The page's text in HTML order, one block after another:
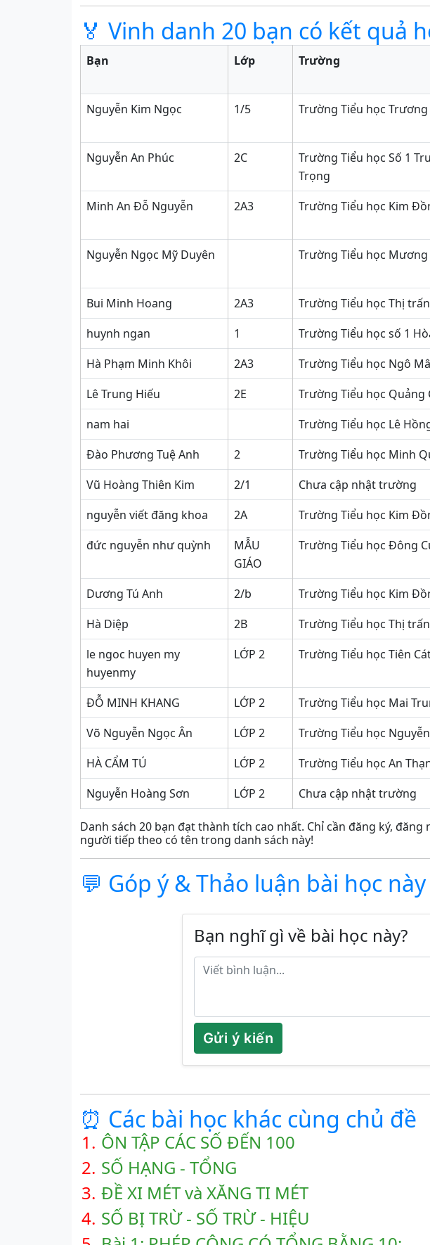
🏅 Vinh danh 20 bạn có kết quả
Bạn Lớp Trường
Nguyễn Kim Ngọc
1/5 Trường Tiểu học Trương
Nguyễn An Phúc 2C
Trường Tiểu học Số 1
Trọng
Minh An Đỗ Nguyễn 2A3 Trường Tiểu học Kim
Nguyễn Ngọc Mỹ Duyên Trường Tiểu học
Bui Minh Hoang 2A3 Trường Tiểu học Thị
huynh ngan
1 Trường Tiểu học số 1
Hà Phạm Minh Khôi
2A3 Trường Tiểu học Ngô
Lê Trung Hiếu
2E Trường Tiểu học Quảng
nam hai
Trường Tiểu học Lê
Đào Phương Tuệ Anh
2 Trường Tiểu học Minh
Vũ Hoàng Thiên Kim
2/1 Chưa cập nhật trường
nguyễn viết đăng khoa
2A Trường Tiểu học Kim
đức nguyễn như quỳnh
MẪU
GIÁO
Trường Tiểu học Đông
Dương Tú Anh 2/b Trường Tiểu học Kim
Hà Diệp
2B Trường Tiểu học Thị
le ngoc huyen my
huyenmy
LỚP 2 Trường Tiểu học Tiên
ĐỖ MINH KHANG LỚP 2 Trường Tiểu học Mai
Võ Nguyễn Ngọc Ân
LỚP 2 Trường Tiểu học
HÀ CẨM TÚ
LỚP 2 Trường Tiểu học An
Nguyễn Hoàng Sơn
LỚP 2 Chưa cập nhật trường
Danh sách 20 bạn đạt thành tích cao nhất. Chỉ cần đăng ký,
người tiếp theo có tên trong danh sách này!
💬 Góp ý & Thảo luận bài học này
Bạn nghĩ gì về bài học này?
Gửi ý kiến
⏰ Các bài học khác cùng chủ đề
1. ÔN TẬP CÁC SỐ ĐẾN 100
2. SỐ HẠNG - TỔNG
3. ĐỀ XI MÉT và XĂNG TI MÉT
4. SỐ BỊ TRỪ - SỐ TRỪ - HIỆU